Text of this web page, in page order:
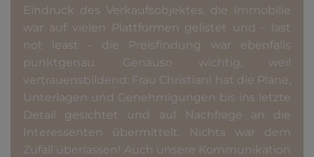
Eindruck des Verkaufsobjektes, die Immobilie
war auf vielen Plattformen gelistet und - last
not least - die Preisfindung war ebenfalls
punktgenau. Genauso wichtig, weil
vertrauensbildend: Frau Christiani hat die Pläne,
Unterlagen und Genehmigungen bis ins letzte
Detail gesichtet und auf Nachfrage an die
Interessenten übermittelt. Nichts war dem
Zufall überlassen! Auch unsere Kommunikation